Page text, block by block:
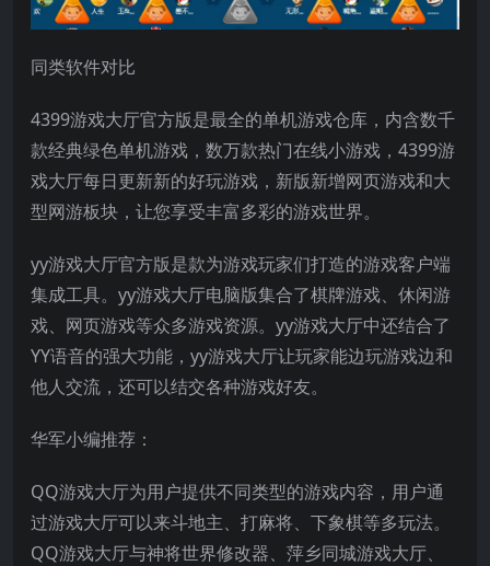
同类软件对比
4399游戏大厅官方版是最全的单机游戏仓库，内含数千
款经典绿色单机游戏，数万款热门在线小游戏，4399游
戏大厅每日更新新的好玩游戏，新版新增网页游戏和大
型网游板块，让您享受丰富多彩的游戏世界。
yy游戏大厅官方版是款为游戏玩家们打造的游戏客户端
集成工具。yy游戏大厅电脑版集合了棋牌游戏、休闲游
戏、网页游戏等众多游戏资源。yy游戏大厅中还结合了
YY语音的强大功能，yy游戏大厅让玩家能边玩游戏边和
他人交流，还可以结交各种游戏好友。
华军小编推荐：
QQ游戏大厅为用户提供不同类型的游戏内容，用户通
过游戏大厅可以来斗地主、打麻将、下象棋等多玩法。
QQ游戏大厅与神将世界修改器、萍乡同城游戏大厅、